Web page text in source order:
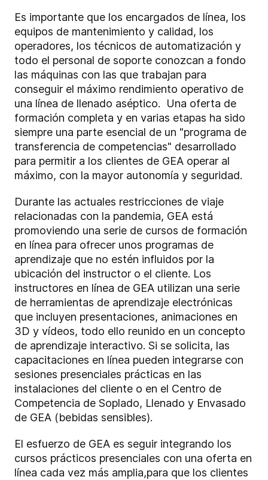
Es importante que los encargados de línea, los
equipos de mantenimiento y calidad, los
operadores, los técnicos de automatización y
todo el personal de soporte conozcan a fondo
las máquinas con las que trabajan para
conseguir el máximo rendimiento operativo de
una línea de llenado aséptico. Una oferta de
formación completa y en varias etapas ha sido
siempre una parte esencial de un "programa de
transferencia de competencias" desarrollado
para permitir a los clientes de GEA operar al
máximo, con la mayor autonomía y seguridad.
Durante las actuales restricciones de viaje
relacionadas con la pandemia, GEA está
promoviendo una serie de cursos de formación
en línea para ofrecer unos programas de
aprendizaje que no estén influidos por la
ubicación del instructor o el cliente. Los
instructores en línea de GEA utilizan una serie
de herramientas de aprendizaje electrónicas
que incluyen presentaciones, animaciones en
3D y vídeos, todo ello reunido en un concepto
de aprendizaje interactivo. Si se solicita, las
capacitaciones en línea pueden integrarse con
sesiones presenciales prácticas en las
instalaciones del cliente o en el Centro de
Competencia de Soplado, Llenado y Envasado
de GEA (bebidas sensibles).
El esfuerzo de GEA es seguir integrando los
cursos prácticos presenciales con una oferta en
línea cada vez más amplia,para que los clientes